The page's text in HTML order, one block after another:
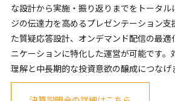
な設計から実施・振り返りまでをトータル
ジの伝達力を高めるプレゼンテーション支
た質疑応答設計、オンデマンド配信の最適
ニケーションに特化した運営が可能です
理解と中長期的な投資意欲の醸成につなげ